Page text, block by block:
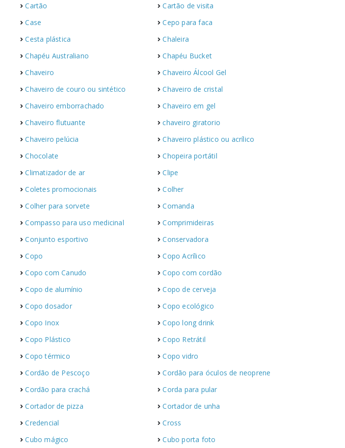
Cartão
Cartão de visita
Case
Cepo para faca
Cesta plástica
Chaleira
Chapéu Australiano
Chapéu Bucket
Chaveiro
Chaveiro Álcool Gel
Chaveiro de couro ou sintético
Chaveiro de cristal
Chaveiro emborrachado
Chaveiro em gel
Chaveiro flutuante
chaveiro giratorio
Chaveiro pelúcia
Chaveiro plástico ou acrílico
Chocolate
Chopeira portátil
Climatizador de ar
Clipe
Coletes promocionais
Colher
Colher para sorvete
Comanda
Compasso para uso medicinal
Comprimideiras
Conjunto esportivo
Conservadora
Copo
Copo Acrílico
Copo com Canudo
Copo com cordão
Copo de alumínio
Copo de cerveja
Copo dosador
Copo ecológico
Copo Inox
Copo long drink
Copo Plástico
Copo Retrátil
Copo térmico
Copo vidro
Cordão de Pescoço
Cordão para óculos de neoprene
Cordão para crachá
Corda para pular
Cortador de pizza
Cortador de unha
Credencial
Cross
Cubo mágico Cubo porta foto